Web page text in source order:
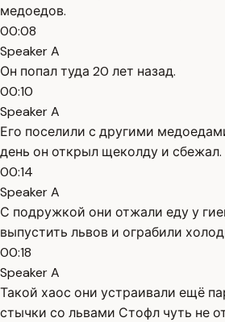
медоедов.
00:08
Speaker A
Он попал туда 20 лет назад.
00:10
Speaker A
Его поселили с другими
день он открыл щеколду и сбежал.
00:14
Speaker A
С подружкой они отжали еду у
выпустить львов и ограбили
00:18
Speaker A
Такой хаос они устраивали ещё
стычки со львами Стофл чуть не